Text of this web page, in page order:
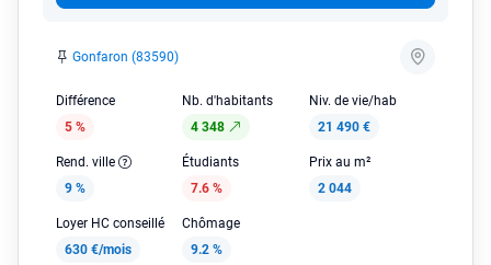
Gonfaron (83590)
Différence
5 %
Nb. d'habitants
4 348
Niv. de vie/hab
21 490 €
Rend. ville
9 %
Étudiants
7.6 %
Prix au m²
2 044
Loyer HC conseillé
630 €/mois
Chômage
9.2 %